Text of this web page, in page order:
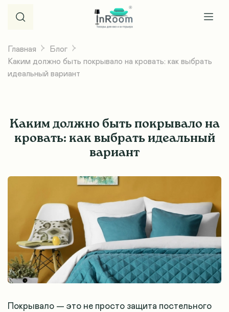
Главная
Блог
Каким должно быть покрывало на кровать: как выбрать
идеальный вариант
Каким должно быть покрывало на
кровать: как выбрать идеальный
вариант
Покрывало — это не просто защита постельного